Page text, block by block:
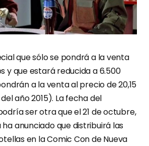
que sólo se pondrá a la venta
y que estará reducida a 6.500
a la venta al precio de 20,15
año 2015). La fecha del
ser otra que el 21 de octubre,
anunciado que distribuirá las
en la Comic Con de Nueva